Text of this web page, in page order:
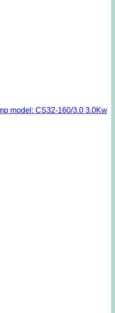
model: CS32-160/3.0 3.0Kw